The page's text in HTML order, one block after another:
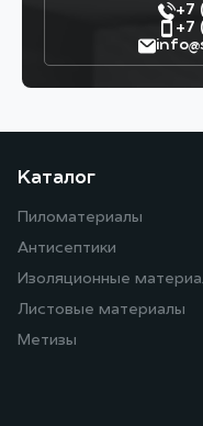
+7
+7
Каталог
Пиломатериалы
Антисептики
Изоляционные
Листовые материалы
Метизы